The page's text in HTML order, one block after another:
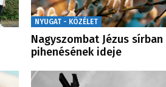
NYUGAT - KÖZÉLET
Nagyszombat Jézus sírban
pihenésének ideje